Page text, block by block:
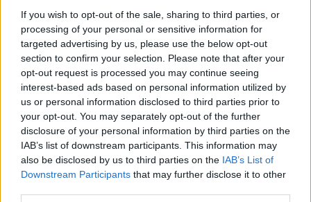
If you wish to opt-out of the sale, sharing to third parties, or
processing of your personal or sensitive information for
targeted advertising by us, please use the below opt-out
section to confirm your selection. Please note that after your
opt-out request is processed you may continue seeing
interest-based ads based on personal information utilized by
us or personal information disclosed to third parties prior to
your opt-out. You may separately opt-out of the further
disclosure of your personal information by third parties on the
IAB’s list of downstream participants. This information may
also be disclosed by us to third parties on the IAB’s List of
Downstream Participants that may further disclose it to other
Fischer Gábor a TV2 vezető arca... (Fotó: Internet)